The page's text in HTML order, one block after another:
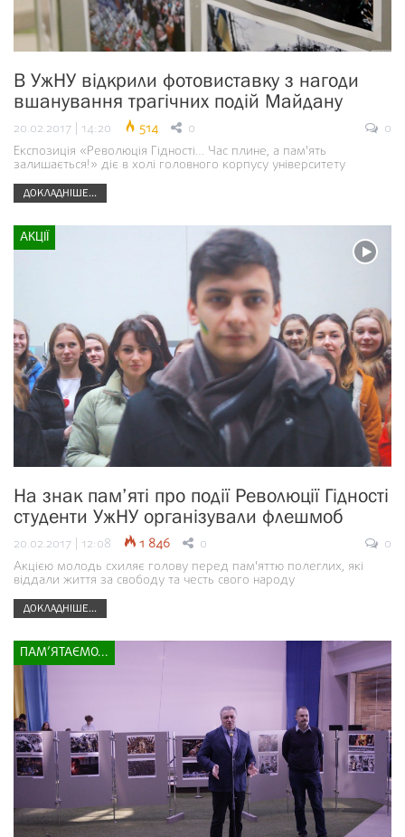
В УжНУ відкрили фотовиставку з нагоди
вшанування трагічних подій Майдану
20.02.2017 | 14:20 514 0
0
Експозиція «Революція Гідності… Час плине, а пам'ять
залишається!» діє в холі головного корпусу університету
ДОКЛАДНІШЕ...
АКЦІЇ
На знак пам’яті про події Революції Гідності
студенти УжНУ організували флешмоб
20.02.2017 | 12:08 1 846 0
0
Акцією молодь схиляє голову перед пам'яттю полеглих, які
віддали життя за свободу та честь свого народу
ДОКЛАДНІШЕ...
ПАМ’ЯТАЄМО...